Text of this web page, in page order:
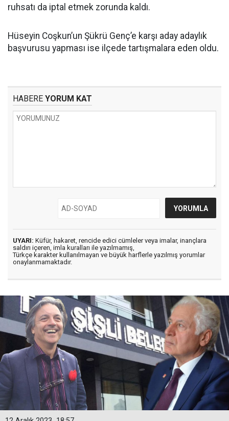
ruhsatı da iptal etmek zorunda kaldı.
Hüseyin Coşkun’un Şükrü Genç’e karşı aday adaylık
başvurusu yapması ise ilçede tartışmalara eden oldu.
HABERE YORUM KAT
UYARI: Küfür, hakaret, rencide edici cümleler veya imalar, inançlara
saldırı içeren, imla kuralları ile yazılmamış,
Türkçe karakter kullanılmayan ve büyük harflerle yazılmış yorumlar
onaylanmamaktadır.